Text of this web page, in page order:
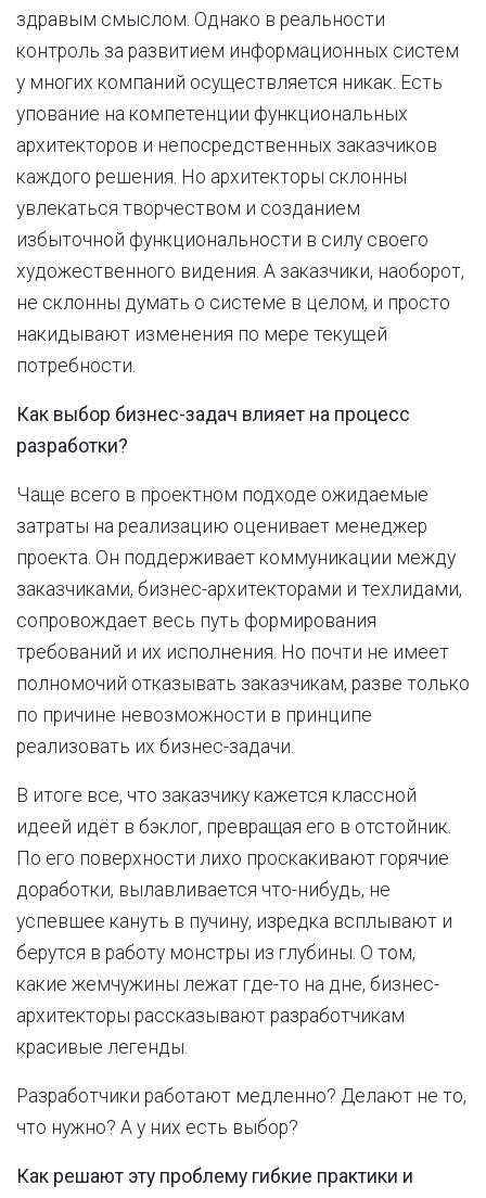
здравым смыслом. Однако в реальности
контроль за развитием информационных систем
у многих компаний осуществляется никак. Есть
упование на компетенции функциональных
архитекторов и непосредственных заказчиков
каждого решения. Но архитекторы склонны
увлекаться творчеством и созданием
избыточной функциональности в силу своего
художественного видения. А заказчики, наоборот,
не склонны думать о системе в целом, и просто
накидывают изменения по мере текущей
потребности.
Как выбор бизнес-задач влияет на процесс
разработки?
Чаще всего в проектном подходе ожидаемые
затраты на реализацию оценивает менеджер
проекта. Он поддерживает коммуникации между
заказчиками, бизнес-архитекторами и техлидами,
сопровождает весь путь формирования
требований и их исполнения. Но почти не имеет
полномочий отказывать заказчикам, разве только
по причине невозможности в принципе
реализовать их бизнес-задачи.
В итоге все, что заказчику кажется классной
идеей идёт в бэклог, превращая его в отстойник.
По его поверхности лихо проскакивают горячие
доработки, вылавливается что-нибудь, не
успевшее кануть в пучину, изредка всплывают и
берутся в работу монстры из глубины. О том,
какие жемчужины лежат где-то на дне, бизнес-
архитекторы рассказывают разработчикам
красивые легенды.
Разработчики работают медленно? Делают не то,
что нужно? А у них есть выбор?
Как решают эту проблему гибкие практики и